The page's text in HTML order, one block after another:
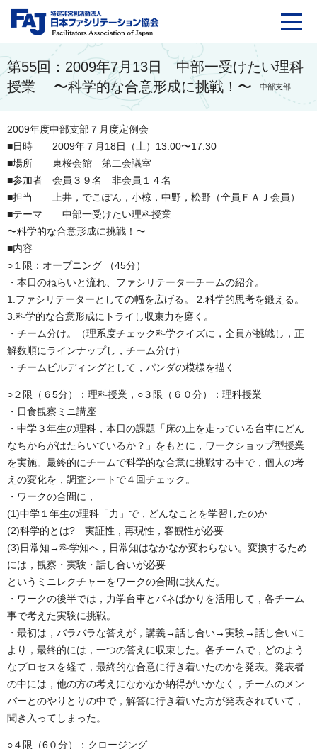
FAJ：特定非営利活動
第55回：2009年7月13日 中部一受けたい理科
授業 〜科学的な合意形成に挑戦！〜
中部支部
2009年度中部支部７月度定例会
■日時 2009年７月18日（土）13:00〜17:30
■場所 東桜会館 第二会議室
■参加者 会員３９名 非会員１４名
■担当 上井，でこぽん，小椋，中野，松野（全員ＦＡＪ会員）
■テーマ 中部一受けたい理科授業
〜科学的な合意形成に挑戦！〜
■内容
○１限：オープニング （45分）
・本日のねらいと流れ、ファシリテーターチームの紹介。
1.ファシリテーターとしての幅を広げる。 2.科学的思考を鍛える。
3.科学的な合意形成にトライし収束力を磨く。
・チーム分け。（理系度チェック科学クイズに，全員が挑戦し，正
解数順にラインナップし，チーム分け）
・チームビルディングとして，パンダの模様を描く
○２限（６5分）：理科授業，○３限（６０分）：理科授業
・日食観察ミニ講座
・中学３年生の理科，本日の課題「床の上を走っている台車にどん
なちからがはたらいているか？」をもとに，ワークショップ型授業
を実施。最終的にチームで科学的な合意に挑戦する中で，個人の考
えの変化を，調査シートで４回チェック。
・ワークの合間に，
(1)中学１年生の理科「力」で，どんなことを学習したのか
(2)科学的とは? 実証性，再現性，客観性が必要
(3)日常知→科学知へ，日常知はなかなか変わらない。変換するため
には，観察・実験・話し合いが必要
というミニレクチャーをワークの合間に挟んだ。
・ワークの後半では，力学台車とバネばかりを活用して，各チーム
事で考えた実験に挑戦。
・最初は，バラバラな答えが，講義→話し合い→実験→話し合いに
より，最終的には，一つの答えに収束した。各チームで，どのよう
なプロセスを経て，最終的な合意に行き着いたのかを発表。発表者
の中には，他の方の考えになかなか納得がいかなく，チームのメン
バーとのやりとりの中で，解答に行き着いた方が発表されていて，
聞き入ってしまった。
○４限（6０分）：クロージング